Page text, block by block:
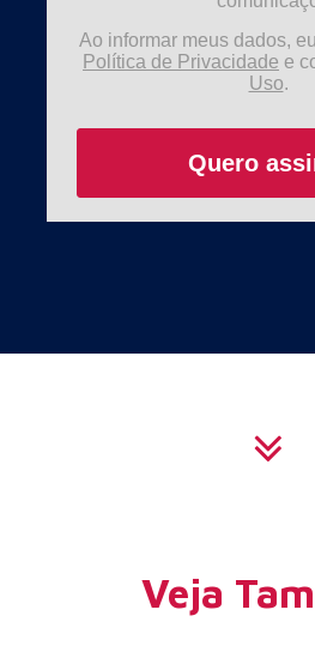
Ao informar meus dados,
Política de Privacidade e
Uso.
Quero
Veja